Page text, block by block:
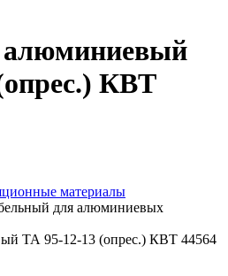
КВТ
материалы
для алюминиевых